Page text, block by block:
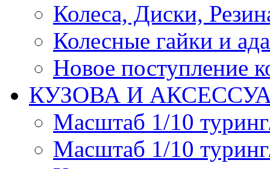
Колеса, Диски,
Колесные гайки и
Новое поступление
КУЗОВА И
Масштаб 1/10
Масштаб 1/10